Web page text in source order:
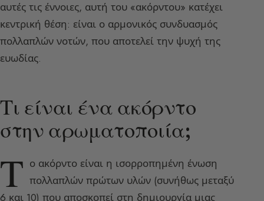
αυτές τις έννοιες, αυτή του «ακόρντου» κατέχει
κεντρική θέση: είναι ο αρμονικός συνδυασμός
πολλαπλών νοτών, που αποτελεί την ψυχή της
ευωδίας.
Τι είναι ένα ακόρντο
στην αρωματοποιία;
Τ ο ακόρντο είναι η ισορροπημένη ένωση
πολλαπλών πρώτων υλών (συνήθως μεταξύ
6 και 10) που αποσκοπεί στη δημιουργία μιας